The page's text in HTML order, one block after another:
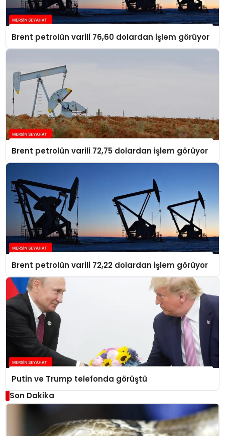
Brent petrolün varili 76,60 dolardan işlem görüyor
Brent petrolün varili 72,75 dolardan işlem görüyor
Brent petrolün varili 72,22 dolardan işlem görüyor
Putin ve Trump telefonda görüştü
Son Dakika